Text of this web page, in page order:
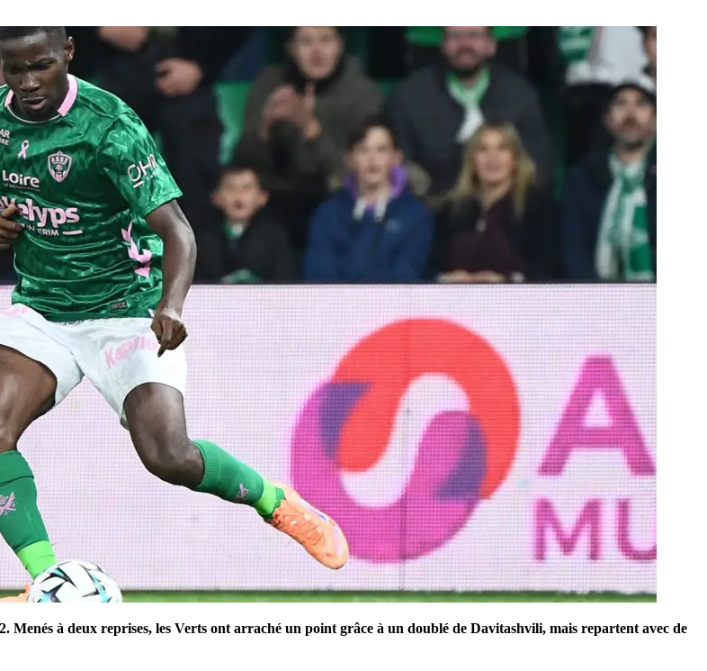
Menés à deux reprises, les Verts ont arraché un point grâce à un doublé de Davitashvili, mais repartent avec de